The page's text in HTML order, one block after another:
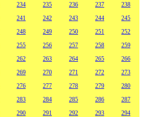
234 235 236 237
238
241 242 243 244
245
248 249 250 251
252
255 256 257 258
259
262 263 264 265
266
269 270 271 272
273
276 277 278 279
280
283 284 285 286
287
290 291 292 293
294